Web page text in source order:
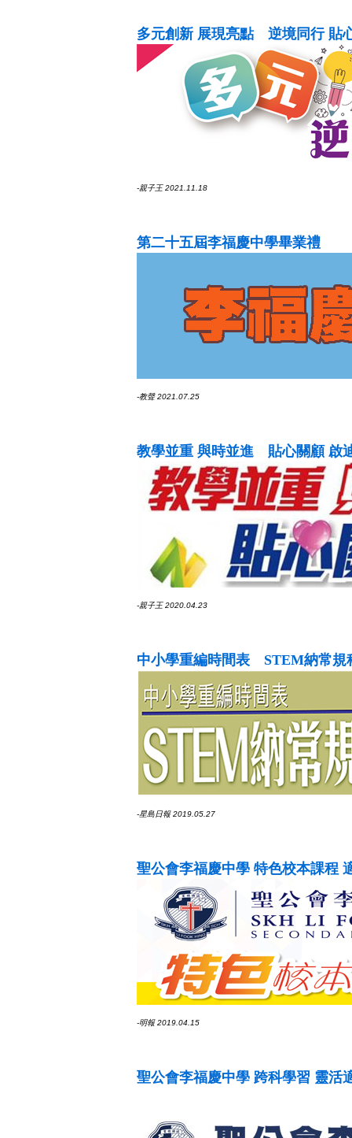
多元創新 展現亮點 逆境同行 貼
-親子王 2021.11.18
第二十五屆李福慶中學畢業禮
-教聲 2021.07.25
教學並重 與時並進 貼心關顧 啟
-親子王 2020.04.23
中小學重編時間表 STEM納常
-星島日報 2019.05.27
聖公會李福慶中學 特色校本課程
-明報 2019.04.15
聖公會李福慶中學 跨科學習 靈活